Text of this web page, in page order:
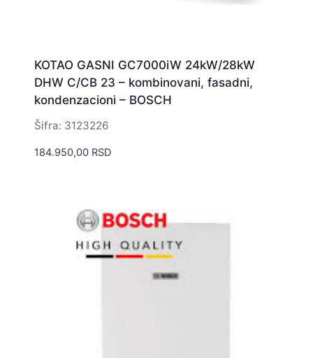
KOTAO GASNI GC7000iW 24kW/28kW
DHW C/CB 23 – kombinovani, fasadni,
kondenzacioni – BOSCH
Šifra: 3123226
184.950,00 RSD